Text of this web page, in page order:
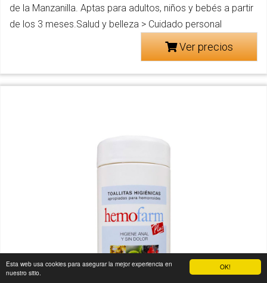
OK!
Esta web usa cookies para asegurar la mejor experiencia en
nuestro sitio.
de la Manzanilla. Aptas para adultos, niños y bebés a partir
de los 3 meses.Salud y belleza > Cuidado personal
Ver precios